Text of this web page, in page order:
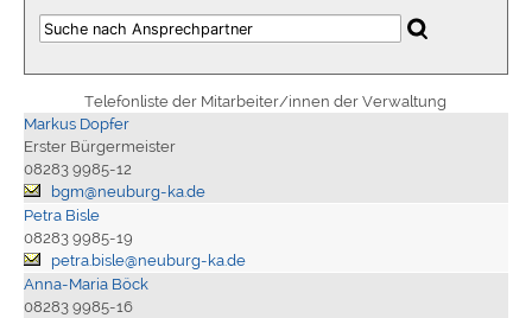
Telefonliste der Mitarbeiter/innen der Verwaltung
Markus Dopfer
Erster Bürgermeister
08283 9985-12
bgm@neuburg-ka.de
Petra Bisle
08283 9985-19
petra.bisle@neuburg-ka.de
Anna-Maria Böck
08283 9985-16